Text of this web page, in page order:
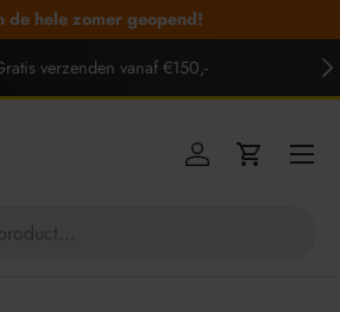
de hele zomer geopend!
verzenden vanaf €150,-
Inloggen
Menu